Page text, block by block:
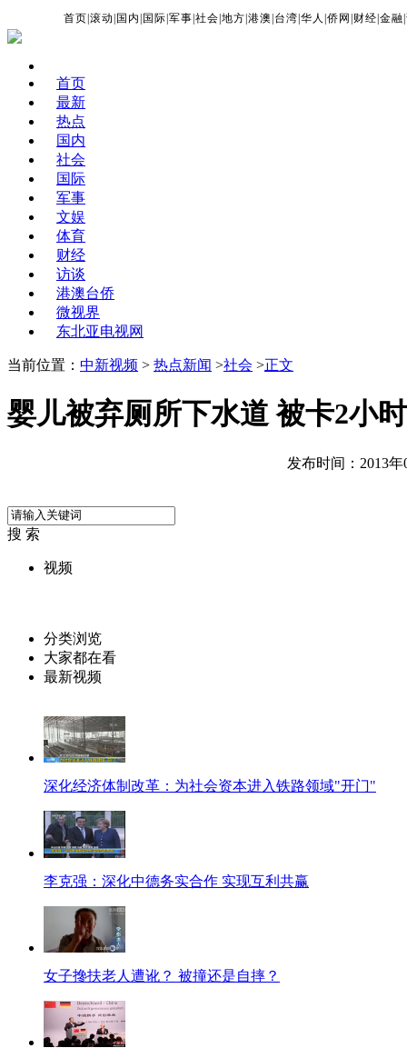
首页 |滚动 国内 国际 |军事 |社会 |地方 |港澳 台湾 |华人 |侨网 财经 |金融 |
首页
最新
热点
国内
社会
国际
军事
文娱
体育
财经
访谈
港澳台侨
微视界
东北亚电视网
当前位置： 中新视频 > 热点新闻 >社会 >正文
婴儿被弃厕所下水道 被卡2小
发布时间：2013年
搜 索
视频
分类浏览
大家都在看
最新视频
深化经济体制改革：为社会资本进入铁路领域"开门"
李克强：深化中德务实合作 实现互利共赢
女子搀扶老人遭讹？ 被撞还是自摔？